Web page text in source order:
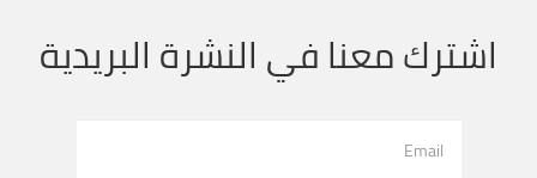
اشترك معنا في النشرة البريدية